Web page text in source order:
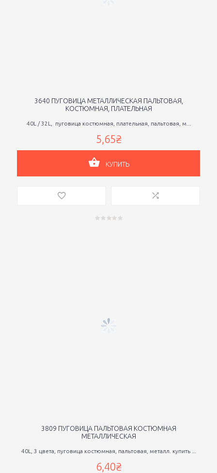
3640 ПУГОВИЦА МЕТАЛЛИЧЕСКАЯ ПАЛЬТОВАЯ,
КОСТЮМНАЯ, ПЛАТЕЛЬНАЯ
40L / 32L, пуговица костюмная, плательная, пальтовая, м...
5,65₴
КУПИТЬ
3809 ПУГОВИЦА ПАЛЬТОВАЯ КОСТЮМНАЯ
МЕТАЛЛИЧЕСКАЯ
40L, 3 цвета, пуговица костюмная, пальтовая, металл. купить ...
6,40₴